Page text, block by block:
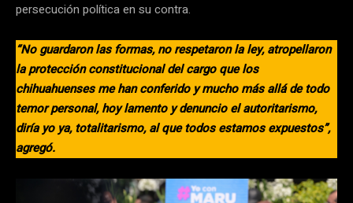
persecución política en su contra.
“No guardaron las formas, no respetaron la ley, atropellaron
la protección constitucional del cargo que los
chihuahuenses me han conferido y mucho más allá de todo
temor personal, hoy lamento y denuncio el autoritarismo,
diría yo ya, totalitarismo, al que todos estamos expuestos”,
agregó.